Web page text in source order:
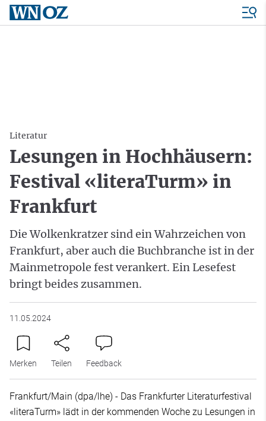
Literatur
Lesungen in Hochhäusern:
Festival «literaTurm» in
Frankfurt
Die Wolkenkratzer sind ein Wahrzeichen von
Frankfurt, aber auch die Buchbranche ist in der
Mainmetropole fest verankert. Ein Lesefest
bringt beides zusammen.
11.05.2024
Merken Teilen Feedback
Frankfurt/Main (dpa/lhe) - Das Frankfurter Literaturfestival
«literaTurm» lädt in der kommenden Woche zu Lesungen in